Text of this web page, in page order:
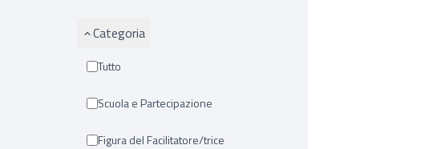
Categoria
Tutto
Scuola e Partecipazione
Figura del Facilitatore/trice